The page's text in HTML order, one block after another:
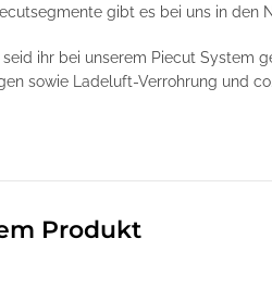
gibt es bei uns in
ihr bei unserem Piecut
sowie Ladeluft-Verrohrung und co.
Produkt